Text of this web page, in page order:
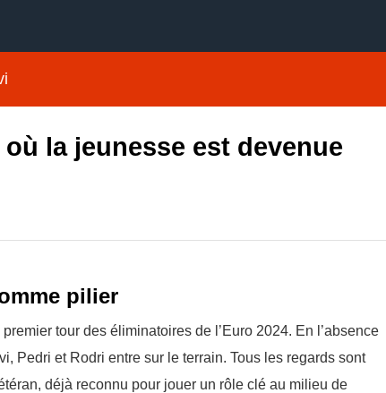
la jeunesse est devenue
pilier
tour des éliminatoires de l’Euro 2024. En l’absence
Pedri et Rodri entre sur le terrain. Tous les regards sont
déjà reconnu pour jouer un rôle clé au milieu de